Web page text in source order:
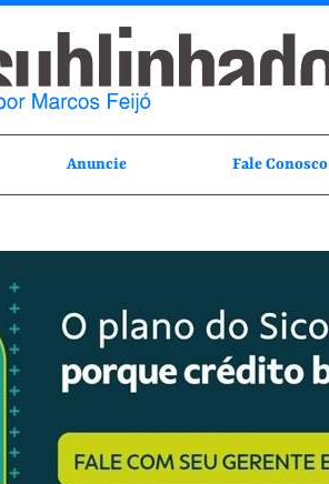
Anuncie Fale Conosco